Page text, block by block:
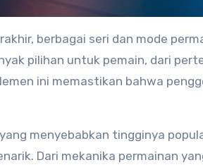
berbagai seri dan mode
pilihan untuk pemain, dari
ini memastikan bahwa
menyebabkan tingginya
Dari mekanika permainan